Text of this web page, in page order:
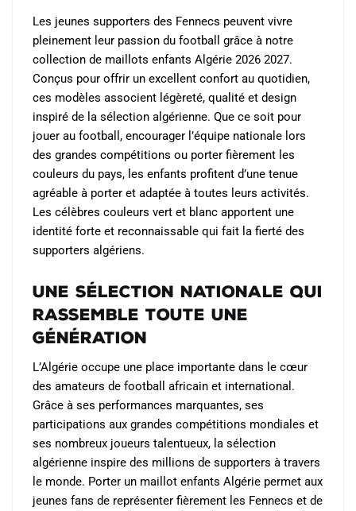
page
produit
sur
la
page
du
produit
Les jeunes supporters des Fennecs peuvent vivre
pleinement leur passion du football grâce à notre
collection de maillots enfants Algérie 2026 2027.
Conçus pour offrir un excellent confort au quotidien,
ces modèles associent légèreté, qualité et design
inspiré de la sélection algérienne. Que ce soit pour
jouer au football, encourager l’équipe nationale lors
des grandes compétitions ou porter fièrement les
couleurs du pays, les enfants profitent d’une tenue
agréable à porter et adaptée à toutes leurs activités.
Les célèbres couleurs vert et blanc apportent une
identité forte et reconnaissable qui fait la fierté des
supporters algériens.
Une sélection nationale qui
rassemble toute une
génération
L’Algérie occupe une place importante dans le cœur
des amateurs de football africain et international.
Grâce à ses performances marquantes, ses
participations aux grandes compétitions mondiales et
ses nombreux joueurs talentueux, la sélection
algérienne inspire des millions de supporters à travers
le monde. Porter un maillot enfants Algérie permet aux
jeunes fans de représenter fièrement les Fennecs et de